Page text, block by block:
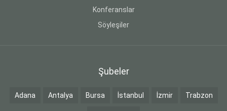
Konferanslar
Söyleşiler
Şubeler
Adana Antalya Bursa İstanbul İzmir Trabzon